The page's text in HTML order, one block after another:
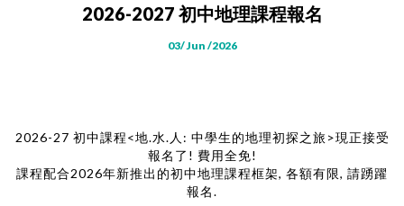
2026-2027 初中地理課程報名
03/ Jun /2026
2026-27 初中課程<地.水.人: 中學生的地理初探之旅>現正接受
報名了! 費用全免!
課程配合2026年新推出的初中地理課程框架, 各額有限, 請踴躍
報名.